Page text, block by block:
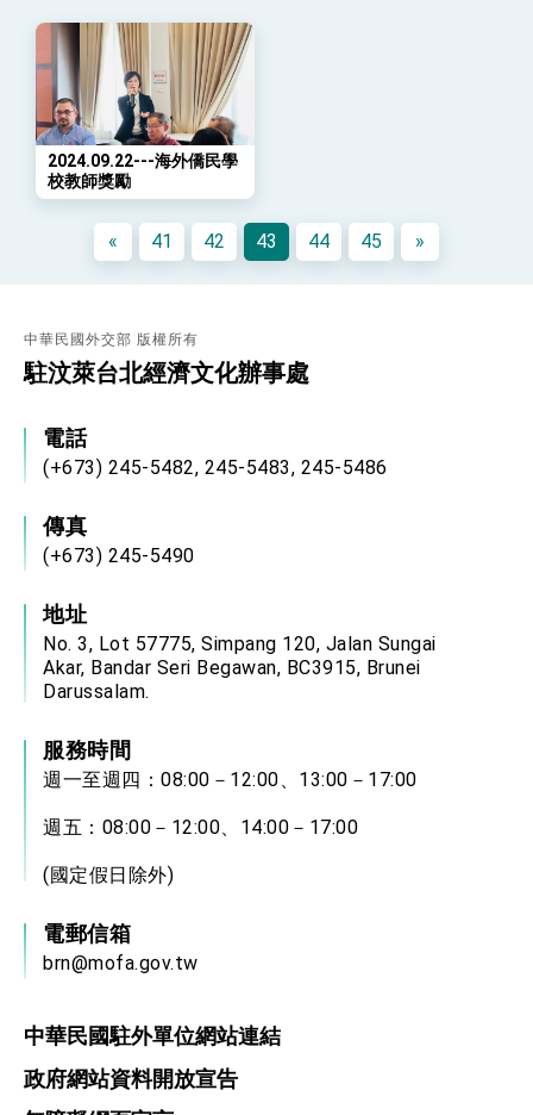
總統以「韌性之島，希望之光」為題發表2026新
年談話
總統主持「守護民主台灣國安行動方案」記者
會 強調以實力守護台海和平 以決心掌握國家
命運
變局中 奮起的新臺灣 總統發表國慶演說
賴總統就職演說影片
外交部重要言論
我國政府將在美國亞利桑納州設立「駐鳳凰城辦
2024.09.22---海外僑民學
校教師獎勵
« 41 42 43 44 45 »
中華民國外交部 版權所有
駐汶萊台北經濟文化辦事處
電話
(+673) 245-5482, 245-5483, 245-5486
傳真
(+673) 245-5490
地址
No. 3, Lot 57775, Simpang 120, Jalan Sungai
Akar, Bandar Seri Begawan, BC3915, Brunei
Darussalam.
服務時間
週一至週四：08:00－12:00、13:00－17:00
週五：08:00－12:00、14:00－17:00
(國定假日除外)
電郵信箱
brn@mofa.gov.tw
中華民國駐外單位網站連結
政府網站資料開放宣告